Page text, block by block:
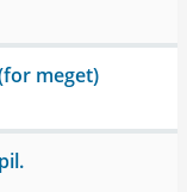
meget)